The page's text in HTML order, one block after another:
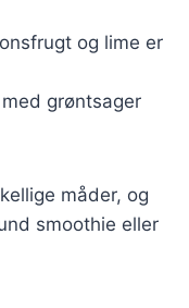
og lime er
grøntsager
måder, og
smoothie eller